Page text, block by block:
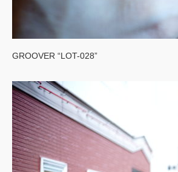
GROOVER “LOT-028”